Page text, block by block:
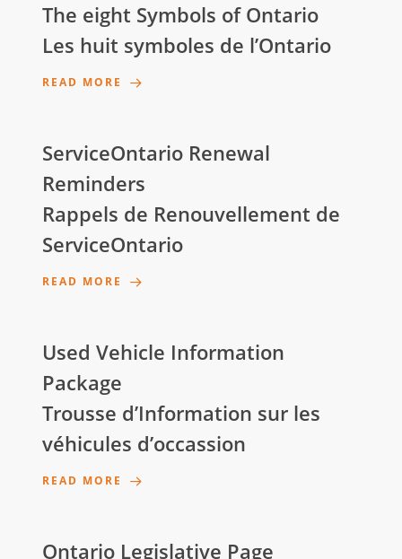
The eight Symbols of Ontario
Les huit symboles de l’Ontario
READ MORE
ServiceOntario Renewal
Reminders
Rappels de Renouvellement de
ServiceOntario
READ MORE
Used Vehicle Information
Package
Trousse d’Information sur les
véhicules d’occassion
READ MORE
Ontario Legislative Page